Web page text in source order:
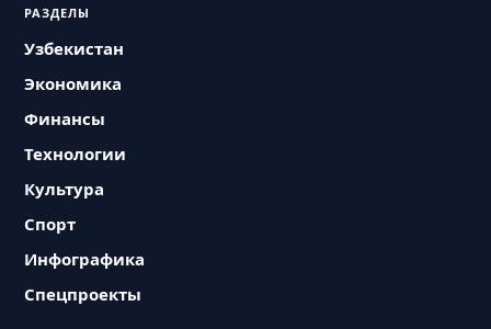
РАЗДЕЛЫ
Узбекистан
Экономика
Финансы
Технологии
Культура
Спорт
Инфографика
Спецпроекты